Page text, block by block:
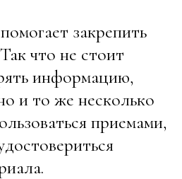
закрепить
что не стоит
информацию,
и то же несколько
приемами,